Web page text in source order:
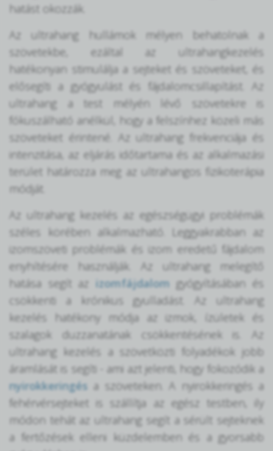
hatást okozzák.
Az ultrahang hullámok mélyen behatolnak a
szövetekbe, ezáltal az ultrahangkezelés
hatékonyan stimulálja a sejteket és szöveteket, és
elősegíti a gyógyulást és fájdalomcsillapítást. Az
ultrahang a test mélyén lévő szövetekre is
fókuszálható anélkül, hogy a felszínhez közeli más
szöveteket érintené. Az ultrahang frekvenciája és
intenzitása, az eljárás időtartama és az alkalmazási
terület határozza meg az ultrahangos fizikoterápia
módját.
Az ultrahang kezelés az egészségügyi problémák
széles körében alkalmazható. Leggyakrabban az
izomszöveti problémák és izom eredetű fájdalom
enyhítésére használják. Az ultrahang melegítő
hatása segít az izomfájdalom gyógyításában és
csökkenti a krónikus gyulladást. Az ultrahang
kezelés hatékony módja az izmok, ízületek és
szalagok duzzanatának csökkentésének is. Az
ultrahang kezelés a szövetközti folyadékok jobb
áramlását is segíti - ami azt jelenti, hogy fokozódik a
nyirokkeringés a szöveteken. A nyirokkeringés a
fehérvérsejteket is szállítja az egész testben, ily
módon tehát az ultrahang segít a sérült sejteknek
a fertőzések elleni küzdelemben és a gyorsabb